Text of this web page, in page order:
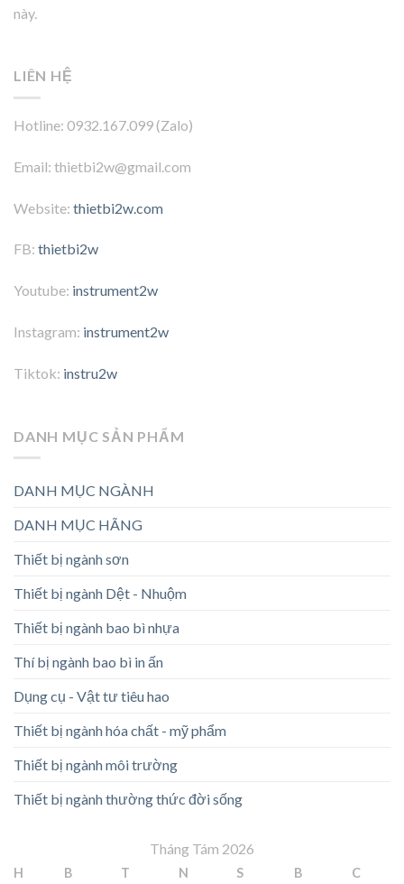
này.
LIÊN HỆ
Hotline: 0932.167.099 (Zalo)
Email: thietbi2w@gmail.com
Website: thietbi2w.com
FB: thietbi2w
Youtube: instrument2w
Instagram: instrument2w
Tiktok: instru2w
DANH MỤC SẢN PHẨM
DANH MỤC NGÀNH
DANH MỤC HÃNG
Thiết bị ngành sơn
Thiết bị ngành Dệt - Nhuộm
Thiết bị ngành bao bì nhựa
Thí bị ngành bao bì in ấn
Dụng cụ - Vật tư tiêu hao
Thiết bị ngành hóa chất - mỹ phẩm
Thiết bị ngành môi trường
Thiết bị ngành thường thức đời sống
Tháng Tám 2026
H B T N S B C